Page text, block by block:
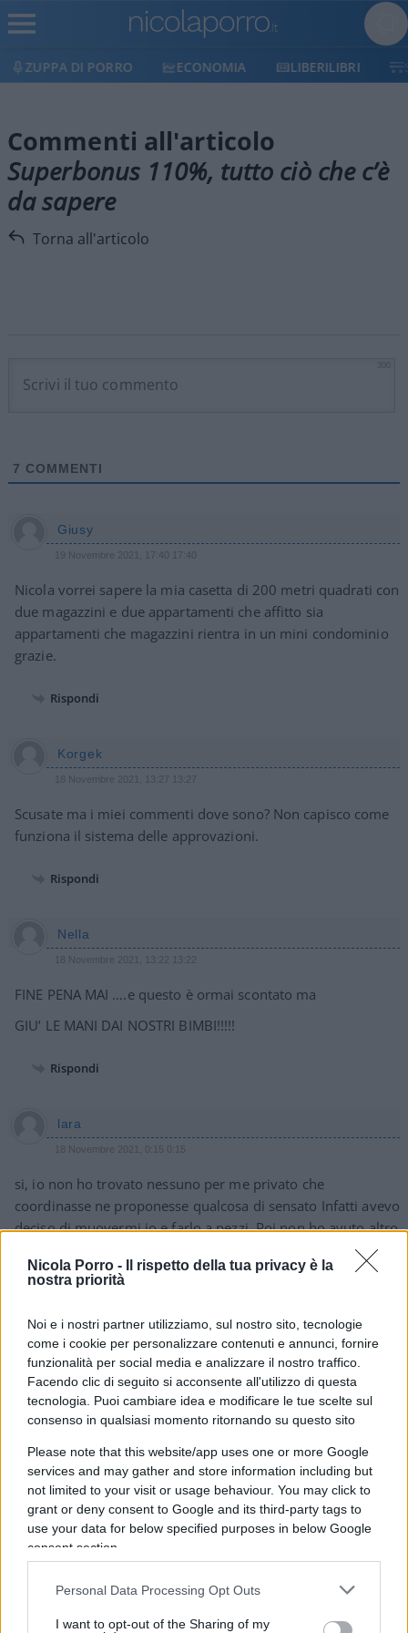
Nicola Porro -
Il rispetto della tua privacy è la
nostra priorità
Noi e i nostri partner utilizziamo, sul nostro sito, tecnologie
come i cookie per personalizzare contenuti e annunci, fornire
funzionalità per social media e analizzare il nostro traffico.
Facendo clic di seguito si acconsente all'utilizzo di questa
tecnologia. Puoi cambiare idea e modificare le tue scelte sul
consenso in qualsiasi momento ritornando su questo sito
Please note that this website/app uses one or more Google
services and may gather and store information including but
not limited to your visit or usage behaviour. You may click to
grant or deny consent to Google and its third-party tags to
use your data for below specified purposes in below Google
consent section.
Personal Data Processing Opt Outs
I want to opt-out of the Sharing of my
ZUPPA DI PORRO ECONOMIA LIBERILIBRI
Commenti all'articolo
Superbonus 110%, tutto ciò che c’è
da sapere
Torna all'articolo
7 COMMENTI
Giusy
19 Novembre 2021, 17:40 17:40
Nicola vorrei sapere la mia casetta di 200 metri quadrati con
due magazzini e due appartamenti che affitto sia
appartamenti che magazzini rientra in un mini condominio
grazie.
Rispondi
Korgek
18 Novembre 2021, 13:27 13:27
Scusate ma i miei commenti dove sono? Non capisco come
funziona il sistema delle approvazioni.
Rispondi
Nella
18 Novembre 2021, 13:22 13:22
FINE PENA MAI ….e questo è ormai scontato ma
GIU’ LE MANI DAI NOSTRI BIMBI!!!!!
Rispondi
lara
18 Novembre 2021, 0:15 0:15
si, io non ho trovato nessuno per me privato che
coordinasse ne proponesse qualcosa di sensato Infatti avevo
deciso di muovermi io e farlo a pezzi. Poi non ho avuto altro
da fare e mi sono fermata. Ma avevo contattato almeno tre
professionisti e mai andato in porto.. I piu’ bravi
professionisti tra altro impegnati per condominii o lavori su
case coprate da rifare pesantemente, case vendute proprio
grazie al 110 e con questo hanno agganciato TUTTO ma
TUTTO , e hanno anche approfittato. Anche per una vendita
successiva. Chi conosco ed era nelle mie consdizioni, non e’
riuscito ad avanzare per nulla.
Rispondi
Giacomo
17 Novembre 2021, 22:27 22:27
C’è da rimanere senza parole, soprattutto per l’articolo sulla
giustizia all’italiana.
Rispondi